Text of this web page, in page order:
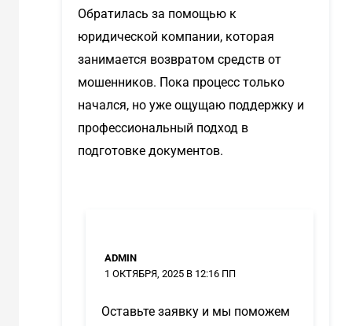
Обратилась за помощью к
юридической компании, которая
занимается возвратом средств от
мошенников. Пока процесс только
начался, но уже ощущаю поддержку и
профессиональный подход в
подготовке документов.
ADMIN
1 ОКТЯБРЯ, 2025 В 12:16 ПП
Оставьте заявку и мы поможем